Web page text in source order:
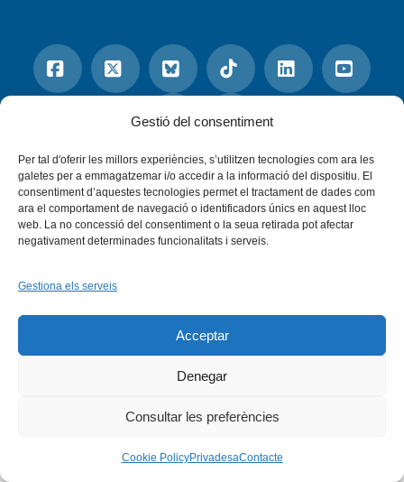
Gestió del consentiment
Per tal d'oferir les millors experiències, s’utilitzen tecnologies com ara les
galetes per a emmagatzemar i/o accedir a la informació del dispositiu. El
consentiment d’aquestes tecnologies permet el tractament de dades com
ara el comportament de navegació o identificadors únics en aquest lloc
web. La no concessió del consentiment o la seua retirada pot afectar
negativament determinades funcionalitats i serveis.
Gestiona els serveis
Acceptar
Denegar
Consultar les preferències
Cookie PolicyPrivadesaContacte
Facebook BlueskyTiktok
Instagram
Flickr
INICI QUI SOM
PROGRAMES
DESENVOLUPAMENT SOSTENIBLE
TRANSPARÈNCIA
MAPA DEL WEB
AVÍS LEGAL PRIVADESA CONTACTE
Copyright © 2026 -Xarxa Vives d'Universitats